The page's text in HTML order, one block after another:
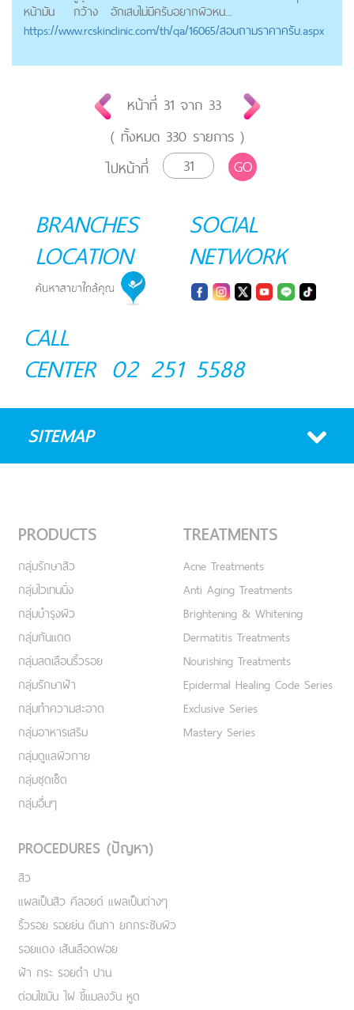
หน้ามัน
กว้าง
อักเสบไม่มีครับอยากผิวหน...
https://www.rcskinclinic.com/th/qa/16065/สอบถามราคาครับ.aspx
หน้าที่ 31จาก 33
( ทั้งหมด 330รายการ )
ไปหน้าที่
GO
BRANCHES
LOCATION
SOCIAL
NETWORK
CALL
CENTER 02 251 5588
SITEMAP
PRODUCTS
กลุ่มรักษาสิว
กลุ่มไวเทนนิ่ง
กลุ่มบำรุงผิว
กลุ่มกันแดด
กลุ่มลดเลือนริ้วรอย
กลุ่มรักษาฝ้า
กลุ่มทำความสะอาด
กลุ่มอาหารเสริม
กลุ่มดูแลผิวกาย
กลุ่มชุดเซ็ต
กลุ่มอื่นๆ
TREATMENTS
Acne Treatments
Anti Aging Treatments
Brightening & Whitening
Dermatitis Treatments
Nourishing Treatments
Epidermal Healing Code Series
Exclusive Series
Mastery Series
PROCEDURES (ปัญหา)
สิว
แผลเป็นสิว คีลอยด์ แผลเป็นต่างๆ
ริ้วรอย รอยย่น ตีนกา ยกกระชับผิว
รอยแดง เส้นเลือดฟอย
ฝ้า กระ รอยดำ ปาน
ต่อมไขมัน ไฝ ขี้แมลงวัน หูด